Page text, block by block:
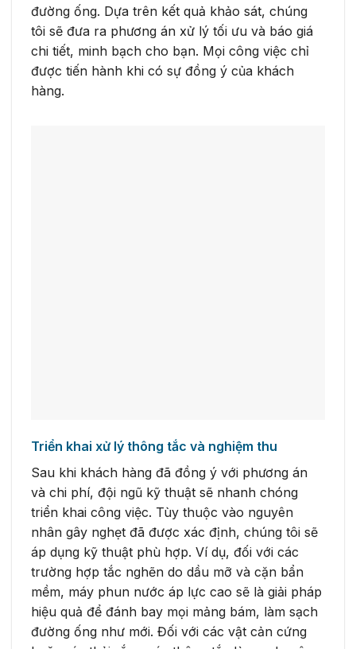
đường ống. Dựa trên kết quả khảo sát, chúng
tôi sẽ đưa ra phương án xử lý tối ưu và báo giá
chi tiết, minh bạch cho bạn. Mọi công việc chỉ
được tiến hành khi có sự đồng ý của khách
hàng.
Triển khai xử lý thông tắc và nghiệm thu
Sau khi khách hàng đã đồng ý với phương án
và chi phí, đội ngũ kỹ thuật sẽ nhanh chóng
triển khai công việc. Tùy thuộc vào nguyên
nhân gây nghẹt đã được xác định, chúng tôi sẽ
áp dụng kỹ thuật phù hợp. Ví dụ, đối với các
trường hợp tắc nghẽn do dầu mỡ và cặn bẩn
mềm, máy phun nước áp lực cao sẽ là giải pháp
hiệu quả để đánh bay mọi mảng bám, làm sạch
đường ống như mới. Đối với các vật cản cứng